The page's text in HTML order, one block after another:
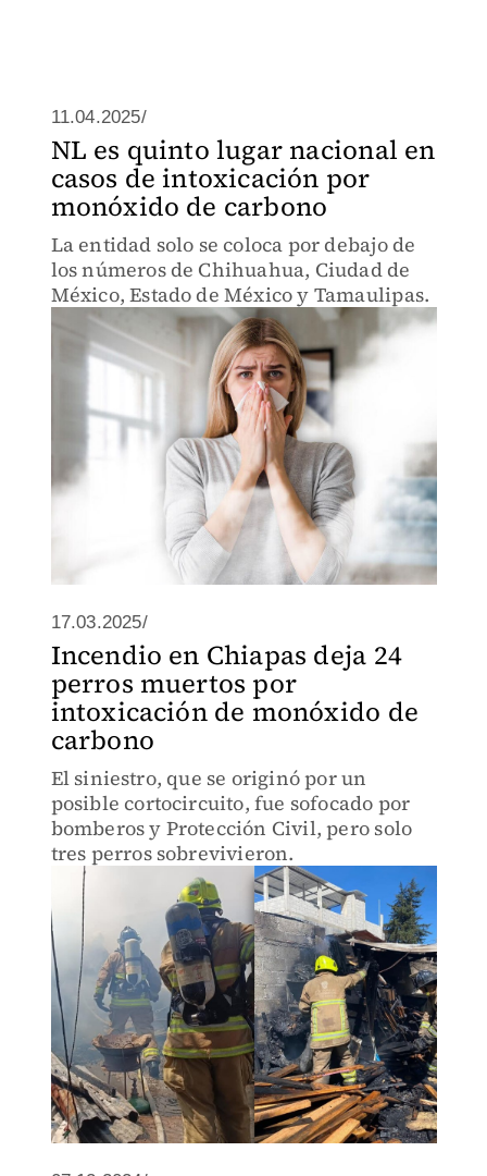
11.04.2025/
NL es quinto lugar nacional en
casos de intoxicación por
monóxido de carbono
La entidad solo se coloca por debajo de
los números de Chihuahua, Ciudad de
México, Estado de México y Tamaulipas.
17.03.2025/
Incendio en Chiapas deja 24
perros muertos por
intoxicación de monóxido de
carbono
El siniestro, que se originó por un
posible cortocircuito, fue sofocado por
bomberos y Protección Civil, pero solo
tres perros sobrevivieron.